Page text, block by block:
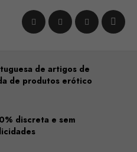
de artigos de
de produtos erótico
discreta e sem